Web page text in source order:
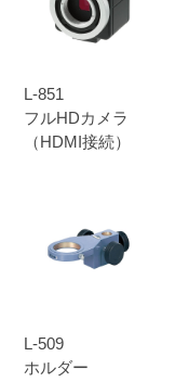
L-851
フルHDカメラ
（HDMI接続）
L-509
ホルダー